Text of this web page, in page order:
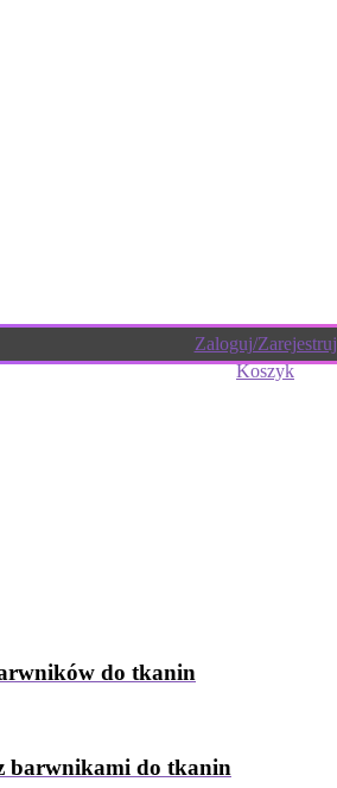
Zaloguj/Zarejestruj
Koszyk
do tkanin
barwnikami do tkanin